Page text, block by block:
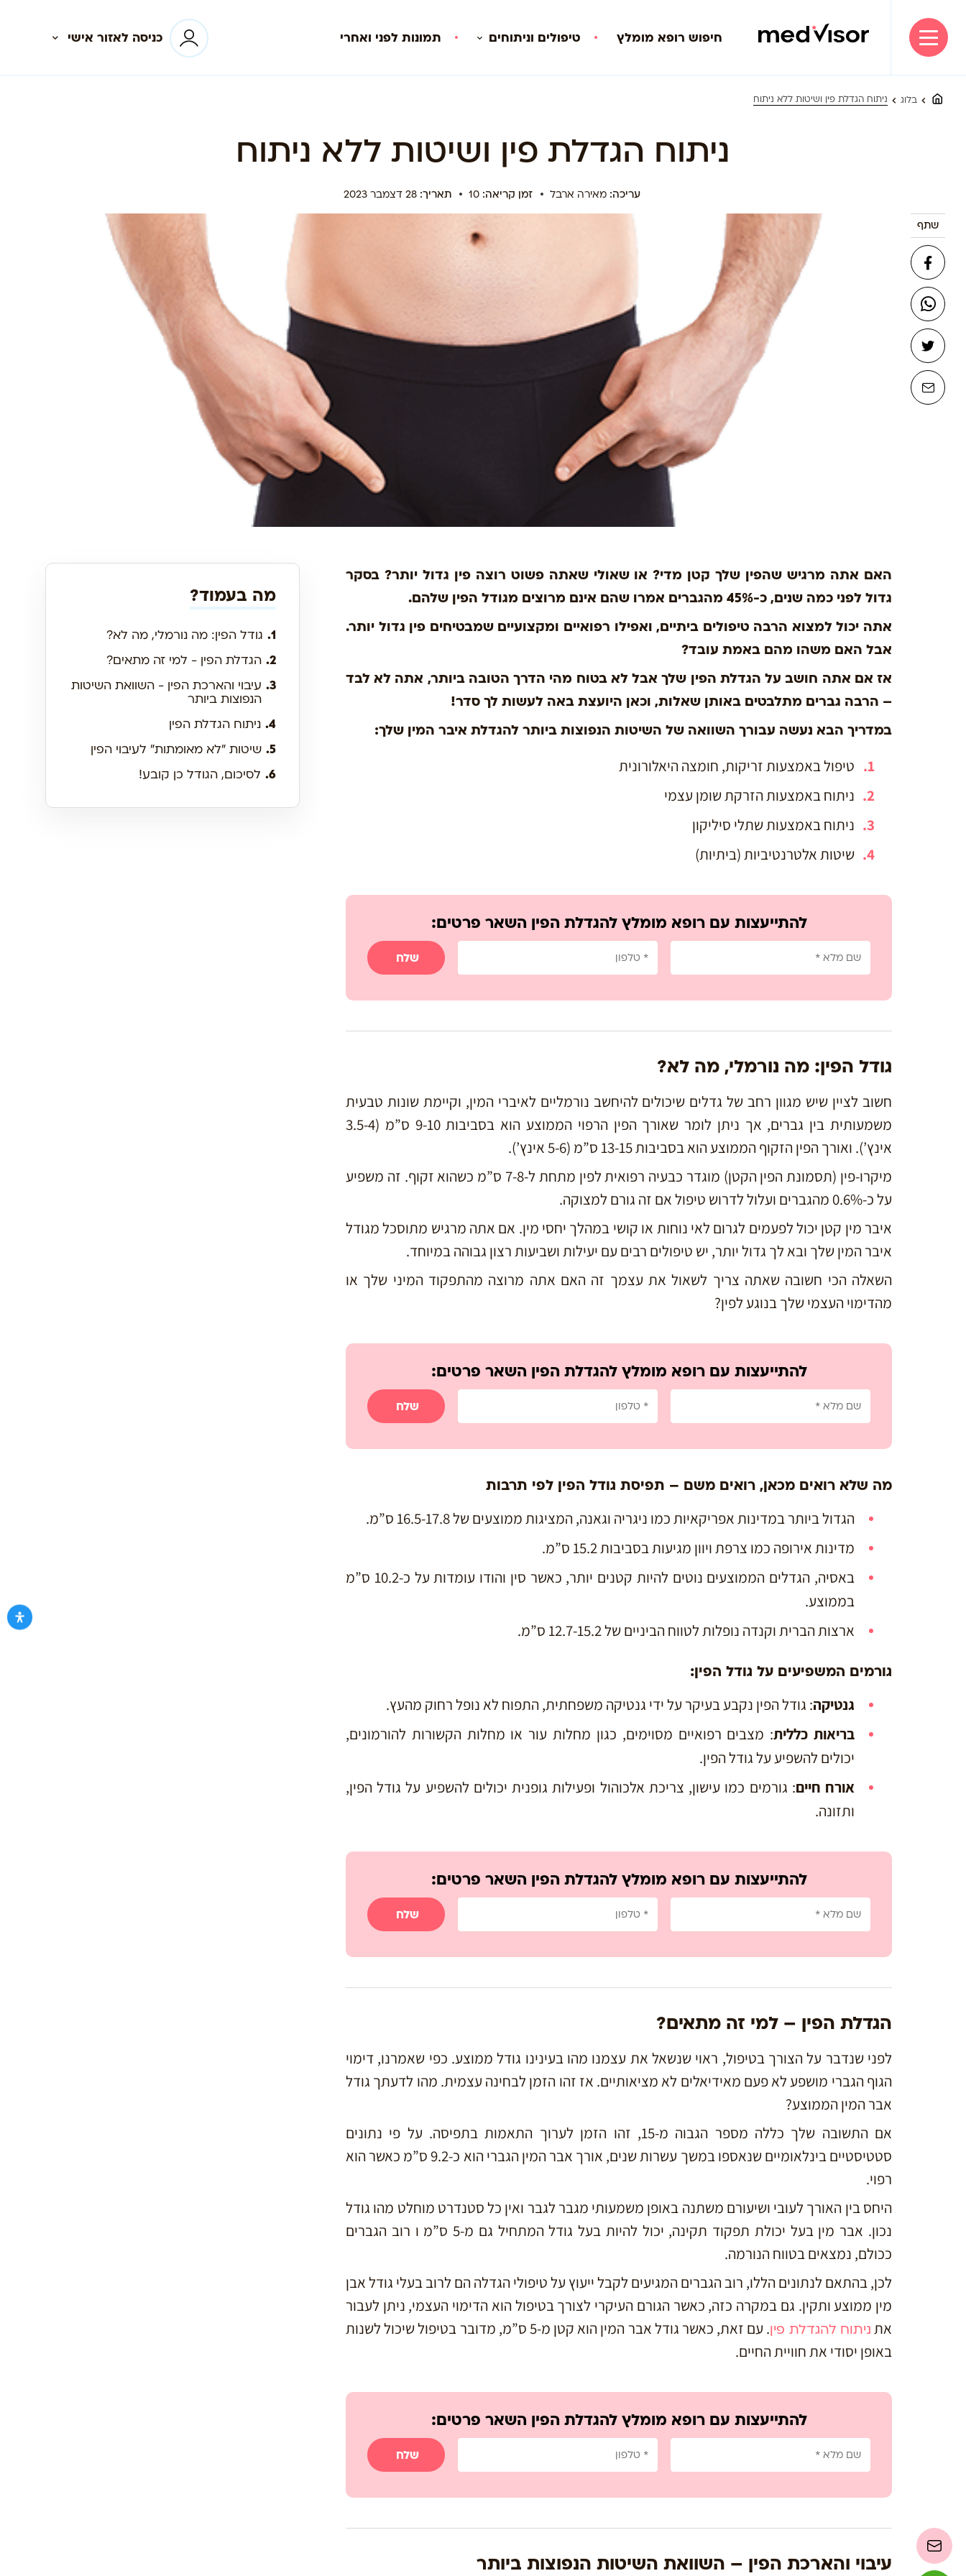
חיפוש רופא מומלץ טיפולים וניתוחים תמונות לפני ואחרי כניסה לאזור אישי
בלוג ניתוח הגדלת פין ושיטות ללא ניתוח
ניתוח הגדלת פין ושיטות ללא ניתוח
עריכה: מאירה ארבל זמן קריאה: 10 תאריך: 28 דצמבר 2023
שתף
האם אתה מרגיש שהפין שלך קטן מדי? או שאולי שאתה פשוט רוצה פין גדול יותר? בסקר
גדול לפני כמה שנים, כ-45% מהגברים אמרו שהם אינם מרוצים מגודל הפין שלהם.
אתה יכול למצוא הרבה טיפולים ביתיים, ואפילו רפואיים ומקצועיים שמבטיחים פין גדול יותר.
אבל האם משהו מהם באמת עובד?
אז אם אתה חושב על הגדלת הפין שלך אבל לא בטוח מהי הדרך הטובה ביותר, אתה לא לבד
– הרבה גברים מתלבטים באותן שאלות, וכאן היועצת באה לעשות לך סדר!
במדריך הבא נעשה עבורך השוואה של השיטות הנפוצות ביותר להגדלת איבר המין שלך:
טיפול באמצעות זריקות, חומצה היאלורונית
ניתוח באמצעות הזרקת שומן עצמי
ניתוח באמצעות שתלי סיליקון
שיטות אלטרנטיביות (ביתיות)
להתייעצות עם רופא מומלץ להגדלת הפין השאר פרטים:
שלח
גודל הפין: מה נורמלי, מה לא?
חשוב לציין שיש מגוון רחב של גדלים שיכולים להיחשב נורמליים לאיברי המין, וקיימת שונות טבעית
משמעותית בין גברים, אך ניתן לומר
שאורך הפין הרפוי הממוצע הוא בסביבות 9-10 ס”מ (3.5-4
אינץ’). ואורך הפין הזקוף הממוצע הוא בסביבות 13-15 ס”מ (5-6 אינץ’).
מיקרו-פין (תסמונת הפין הקטן) מוגדר כבעיה רפואית לפין מתחת ל-7-8 ס”מ כשהוא זקוף. זה משפיע
על כ-0.6% מהגברים ועלול לדרוש טיפול אם זה גורם למצוקה.
איבר מין קטן יכול לפעמים לגרום לאי נוחות או קושי במהלך יחסי מין. אם אתה מרגיש מתוסכל מגודל
איבר המין שלך ובא לך גדול יותר, יש טיפולים רבים עם יעילות ושביעות רצון גבוהה במיוחד.
השאלה הכי חשובה שאתה צריך לשאול את עצמך זה האם אתה מרוצה מהתפקוד המיני שלך או
מהדימוי העצמי שלך בנוגע לפין?
להתייעצות עם רופא מומלץ להגדלת הפין השאר פרטים:
שלח
מה שלא רואים מכאן, רואים משם – תפיסת גודל הפין לפי תרבות
הגדול ביותר במדינות אפריקאיות כמו ניגריה וגאנה, המציגות ממוצעים של 16.5-17.8 ס”מ.
מדינות אירופה כמו צרפת ויוון מגיעות בסביבות 15.2 ס”מ.
באסיה, הגדלים הממוצעים נוטים להיות קטנים יותר, כאשר סין והודו עומדות על כ-10.2 ס”מ
בממוצע.
ארצות הברית וקנדה נופלות לטווח הביניים של 12.7-15.2 ס”מ.
גורמים המשפיעים על גודל הפין:
גנטיקה: גודל הפין נקבע בעיקר על ידי גנטיקה משפחתית, התפוח לא נופל רחוק מהעץ.
בריאות כללית: מצבים רפואיים מסוימים, כגון מחלות עור או מחלות הקשורות להורמונים,
יכולים להשפיע על גודל הפין.
אורח חיים: גורמים כמו עישון, צריכת אלכוהול ופעילות גופנית יכולים להשפיע על גודל הפין,
ותזונה.
להתייעצות עם רופא מומלץ להגדלת הפין השאר פרטים:
שלח
הגדלת הפין – למי זה מתאים?
לפני שנדבר על הצורך בטיפול, ראוי שנשאל את עצמנו מהו בעינינו גודל ממוצע. כפי שאמרנו, דימוי
הגוף הגברי מושפע לא פעם מאידיאלים לא מציאותיים. אז זהו הזמן לבחינה עצמית. מהו לדעתך גודל
אבר המין הממוצע?
אם התשובה שלך כללה מספר הגבוה מ-15, זהו הזמן לערוך התאמות בתפיסה. על פי נתונים
סטטיסטיים בינלאומיים שנאספו במשך עשרות שנים, אורך אבר המין הגברי הוא כ-9.2 ס”מ כאשר הוא
רפוי.
היחס בין האורך לעובי ושיעורם משתנה באופן משמעותי מגבר לגבר ואין כל סטנדרט מוחלט מהו גודל
נכון. אבר מין בעל יכולת תפקוד תקינה, יכול להיות בעל גודל המתחיל גם מ-5 ס”מ ו רוב הגברים
ככולם, נמצאים בטווח הנורמה.
לכן, בהתאם לנתונים הללו, רוב הגברים המגיעים לקבל ייעוץ על טיפולי הגדלה הם לרוב בעלי גודל אבן
מין ממוצע ותקין. גם במקרה כזה, כאשר הגורם העיקרי לצורך בטיפול הוא הדימוי העצמי, ניתן לעבור
את ניתוח להגדלת פין
. עם זאת, כאשר גודל אבר המין הוא קטן מ-5 ס”מ, מדובר בטיפול שיכול לשנות
באופן יסודי את חוויית החיים.
להתייעצות עם רופא מומלץ להגדלת הפין השאר פרטים:
שלח
עיבוי והארכת הפין – השוואת השיטות הנפוצות ביותר
מה בעמוד?
1. גודל הפין: מה נורמלי, מה לא?
2. הגדלת הפין - למי זה מתאים?
3. עיבוי והארכת הפין - השוואת השיטות
הנפוצות ביותר
4. ניתוח הגדלת הפין
5. שיטות "לא מאומתות" לעיבוי הפין
6. לסיכום, הגודל כן קובע!